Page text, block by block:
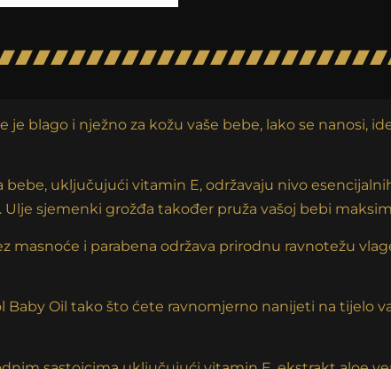
je blago i nježno za kožu vaše bebe, lako se nanosi,
bebe, uključujući vitamin E, održavaju nivo
sjemenki grožđa također pruža vašoj bebi
masnoće i parabena održava prirodnu ravnotežu
Baby Oil tako što ćete ravnomjerno nanijeti na tijelo